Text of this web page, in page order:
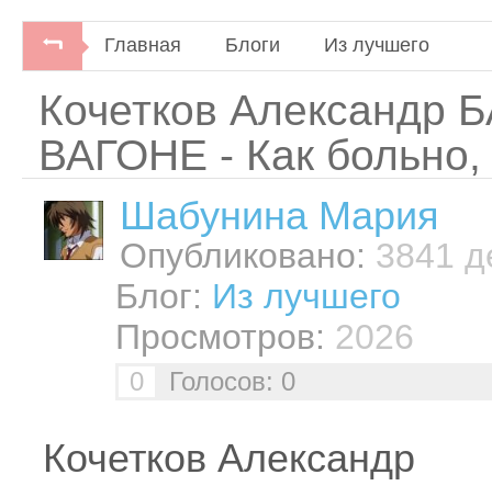
Главная Блоги Из лучшего
Кочетков
ВАГОНЕ - Как
Шабунинa Мария
Опубликовано: 3841
Блог: Из лучшего
Просмотров: 2026
0 Голосов: 0
Кочетков Александр